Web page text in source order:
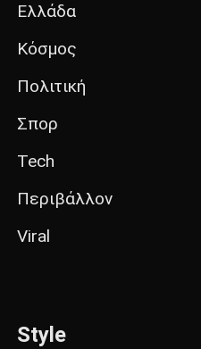
Ελλάδα
Κόσμος
Πολιτική
Σπορ
Tech
Περιβάλλον
Viral
Style